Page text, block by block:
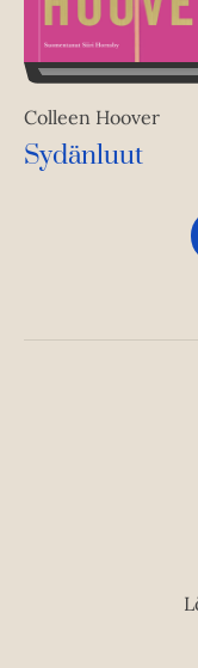
Colleen Hoover
Sydänluut